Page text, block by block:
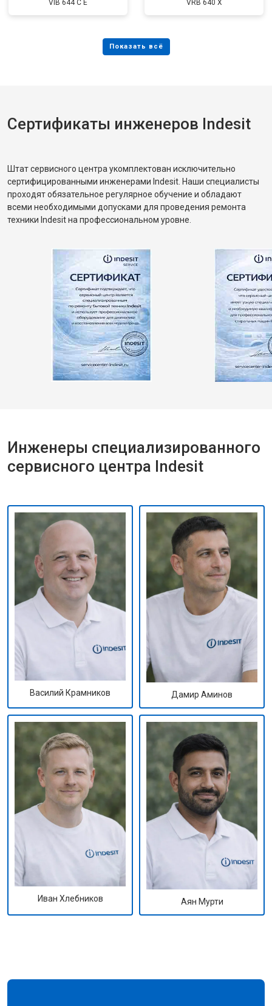
VIB 644 C E VRB 640 X
Сертификаты инженеров Indesit
Штат сервисного центра укомплектован исключительно
сертифицированными инженерами Indesit. Наши специалисты
проходят обязательное регулярное обучение и обладают
всеми необходимыми допусками для проведения ремонта
техники Indesit на профессиональном уровне.
Инженеры специализированного
сервисного центра Indesit
Василий Крамников Дамир Аминов
Иван Хлебников Аян Мурти